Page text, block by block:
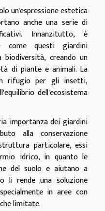
un'espressione estetica
anche una serie di
Innanzitutto, è
come questi giardini
creando un
di piante e animali. La
rifugio per gli insetti,
dell'ecosistema
importanza dei giardini
alla conservazione
particolare, essi
idrico, in quanto le
del suolo e aiutano a
li rende una soluzione
in aree con
limitate.